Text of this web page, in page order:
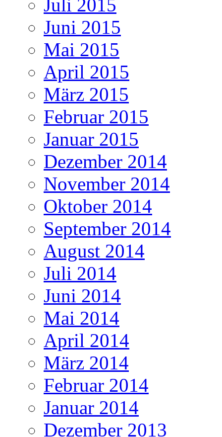
Juli 2015
Juni 2015
Mai 2015
April 2015
März 2015
Februar 2015
Januar 2015
Dezember 2014
November 2014
Oktober 2014
September 2014
August 2014
Juli 2014
Juni 2014
Mai 2014
April 2014
März 2014
Februar 2014
Januar 2014
Dezember 2013